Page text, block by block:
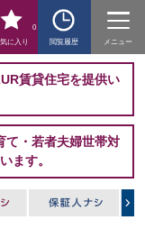
に入り
0
閲覧履歴
メニュー
賃貸住宅を提供い
て・若者夫婦世帯対
ます。